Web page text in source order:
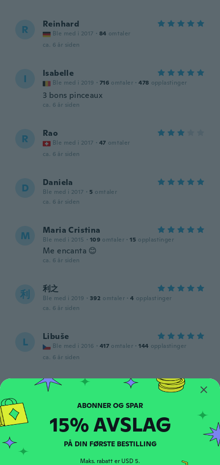
R Reinhard
Ble med i 2017 · 84 omtaler
ca. 6 år siden
I Isabelle
Ble med i 2019 · 716 omtaler · 478 opplastinger
3 bons pinceaux
ca. 6 år siden
R Rao
Ble med i 2017 · 47 omtaler
ca. 6 år siden
D Daniela
Ble med i 2017 · 5 omtaler
ca. 6 år siden
M Maria Cristina
Ble med i 2015 · 109 omtaler · 15 opplastinger
Me encanta 😊
ca. 6 år siden
利 利之
Ble med i 2019 · 392 omtaler · 4 opplastinger
ca. 6 år siden
L Libuše
Ble med i 2016 · 417 omtaler · 144 opplastinger
ca. 6 år siden
Laetitia
opplastinger
ca. 6 år siden
C Camilla
15% AVSLAG
PÅ DIN FØRSTE BESTILLING
Maks. rabatt er USD 5.